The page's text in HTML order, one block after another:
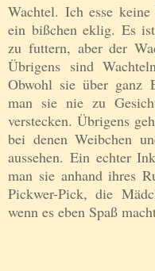
Wachtel. Ich esse
ein bißchen eklig. Es
zu futtern, aber der
Übrigens sind
Obwohl sie über ganz
man sie nie zu
verstecken. Übrigens
bei denen Weibchen
aussehen. Ein echter
man sie anhand ihres
Pickwer-Pick, die
wenn es eben Spaß